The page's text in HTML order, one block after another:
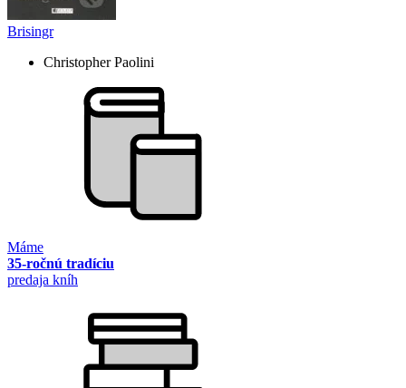
Brisingr
Christopher Paolini
Máme
35-ročnú tradíciu
predaja kníh